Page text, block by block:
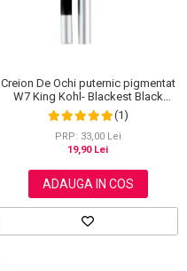
Creion De Ochi puternic pigmentat
W7 King Kohl- Blackest Black
(Negru) (1)
PRP: 33,00 Lei
19,90 Lei
ADAUGA IN COS